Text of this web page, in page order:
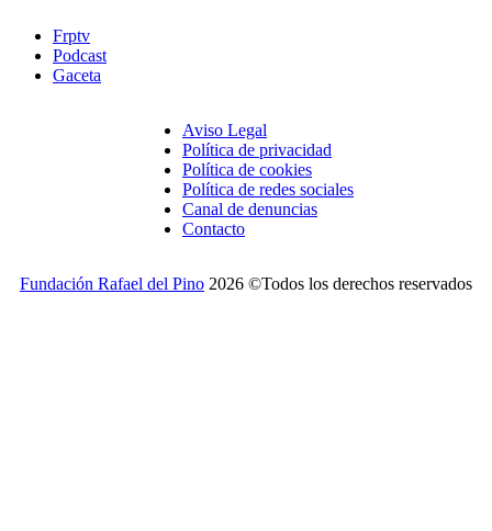
Frptv
Podcast
Gaceta
Aviso Legal
Política de privacidad
Política de cookies
Política de redes sociales
Canal de denuncias
Contacto
Fundación Rafael del Pino 2026 ©Todos los derechos reservados